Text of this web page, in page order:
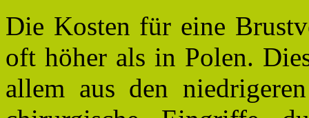
Die Kosten für eine
oft höher als in Polen.
allem aus den